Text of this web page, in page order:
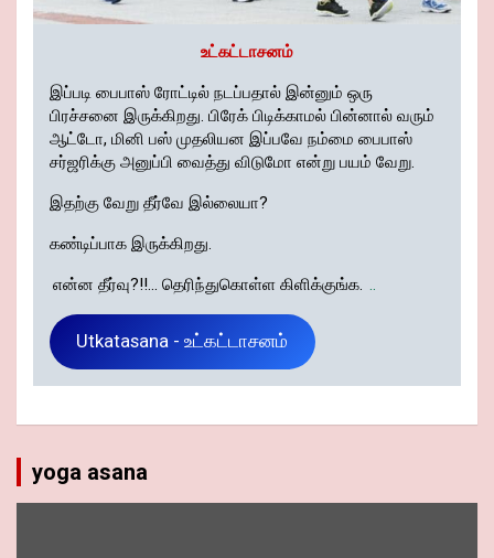
உட்கட்டாசனம்
இப்படி பைபாஸ் ரோட்டில் நடப்பதால் இன்னும் ஒரு
பிரச்சனை இருக்கிறது. பிரேக் பிடிக்காமல் பின்னால் வரும்
ஆட்டோ, மினி பஸ் முதலியன இப்பவே நம்மை பைபாஸ்
சர்ஜரிக்கு அனுப்பி வைத்து விடுமோ என்று பயம் வேறு.
இதற்கு வேறு தீர்வே இல்லையா?
கண்டிப்பாக இருக்கிறது.
என்ன தீர்வு?!!... தெரிந்துகொள்ள கிளிக்குங்க. ..
Utkatasana - உட்கட்டாசனம்
yoga asana